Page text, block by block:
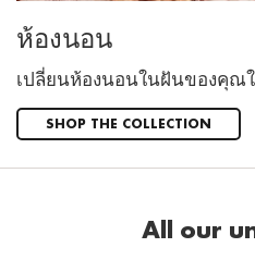
ห้องนอน
เปลี่ยนห้องนอนในฝันของคุณ
SHOP THE COLLECTION
All our